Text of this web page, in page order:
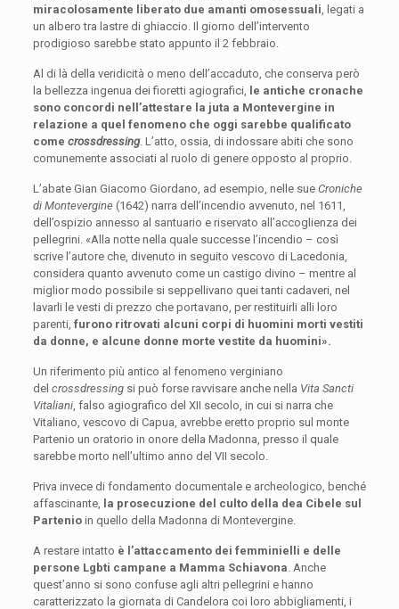
miracolosamente liberato due amanti omosessuali , legati a
un albero tra lastre di ghiaccio. Il giorno dell’intervento
prodigioso sarebbe stato appunto il 2 febbraio.
Al di là della veridicità o meno dell’accaduto, che conserva però
la bellezza ingenua dei fioretti agiografici,
le antiche cronache
sono concordi nell’attestare la juta a Montevergine in
relazione a quel fenomeno che oggi sarebbe qualificato
come crossdressing. L’atto, ossia, di indossare abiti che sono
comunemente associati al ruolo di genere opposto al proprio.
L’abate Gian Giacomo Giordano, ad esempio, nelle sue Croniche
di Montevergine(1642) narra dell’incendio avvenuto, nel 1611,
dell’ospizio annesso al santuario e riservato all’accoglienza dei
pellegrini. «Alla notte nella quale successe l’incendio – così
scrive l’autore che, divenuto in seguito vescovo di Lacedonia,
considera quanto avvenuto come un castigo divino – mentre al
miglior modo possibile si seppellivano quei tanti cadaveri, nel
lavarli le vesti di prezzo che portavano, per restituirli alli loro
parenti, furono ritrovati alcuni corpi di huomini morti vestiti
da donne, e alcune donne morte vestite da huomini».
Un riferimento più antico al fenomeno verginiano
del crossdressingsi può forse ravvisare anche nella Vita Sancti
Vitaliani, falso agiografico del XII secolo, in cui si narra che
Vitaliano, vescovo di Capua, avrebbe eretto proprio sul monte
Partenio un oratorio in onore della Madonna, presso il quale
sarebbe morto nell’ultimo anno del VII secolo.
Priva invece di fondamento documentale e archeologico, benché
affascinante,
la prosecuzione del culto della dea Cibele sul
Partenioin quello della Madonna di Montevergine.
A restare intatto è l’attaccamento dei femminielli e delle
persone Lgbti campane a Mamma Schiavona . Anche
quest’anno si sono confuse agli altri pellegrini e hanno
caratterizzato la giornata di Candelora coi loro abbigliamenti, i